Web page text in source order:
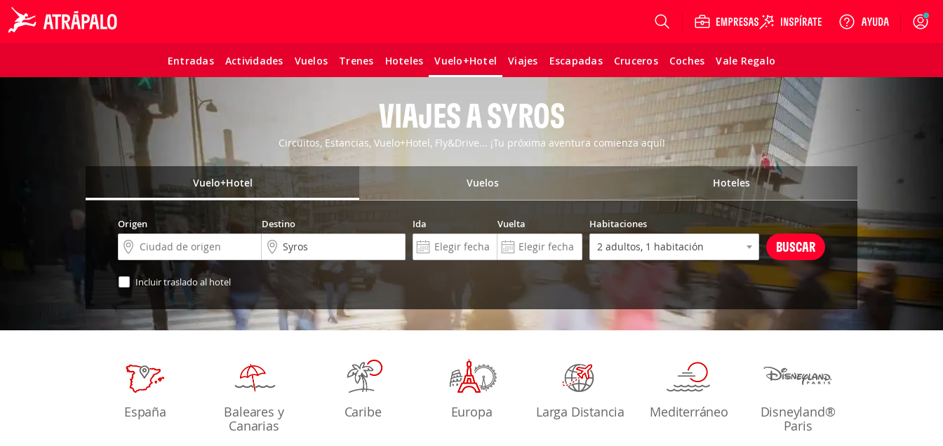
Entradas Actividades Vuelos Trenes Hoteles Vuelo+Hotel Viajes Escapadas Cruceros Coches Vale Regalo
Login
VIAJES A SYROS
Circuitos, Estancias, Vuelo+Hotel, Fly&Drive... ¡Tu próxima aventura comienza aquí!
Vuelo+Hotel Vuelos Hoteles
Origen Destino Ida Vuelta Habitaciones
Incluir traslado al hotel
España
Baleares y
Canarias
Caribe Europa Larga Distancia Mediterráneo
Disneyland®
Paris